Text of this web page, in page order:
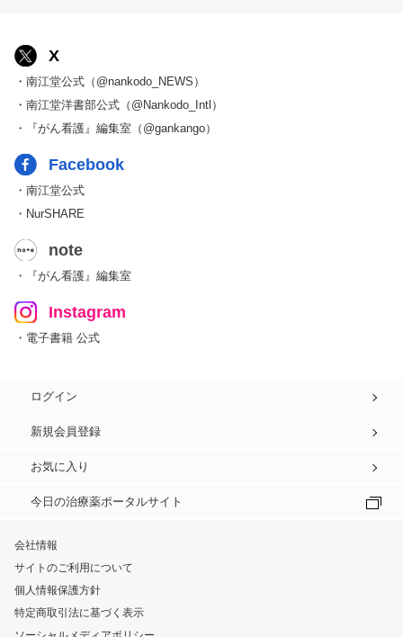
X
・南江堂公式（@nankodo_NEWS）
・南江堂洋書部公式（@Nankodo_Intl）
・『がん看護』編集室（@gankango）
Facebook
・南江堂公式
・NurSHARE
note
・『がん看護』編集室
Instagram
・電子書籍 公式
ログイン
新規会員登録
お気に入り
今日の治療薬ポータルサイト
会社情報
サイトのご利用について
個人情報保護方針
特定商取引法に基づく表示